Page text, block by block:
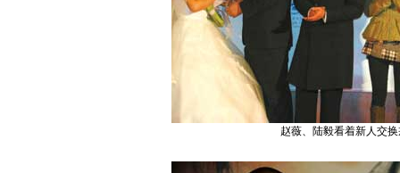
赵薇、陆毅看着新人交